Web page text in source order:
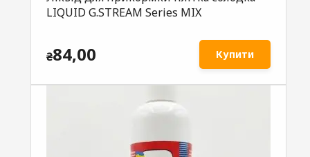
LIQUID G.STREAM Series MIX
₴84,00 Купити